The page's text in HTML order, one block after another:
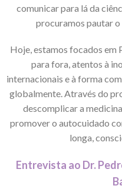
comunicar para lá da
procuramos pautar
Hoje, estamos focados em
para fora, atentos à
internacionais e à forma
globalmente. Através do
descomplicar a
promover o autocuidado
longa,
Entrevista ao Dr.